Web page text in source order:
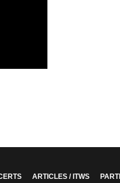
ARTICLES / ITWS